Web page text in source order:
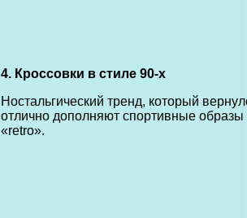
4. Кроссовки в стиле 90-х
Ностальгический тренд, который
отлично дополняют спортивные образы
«retro».